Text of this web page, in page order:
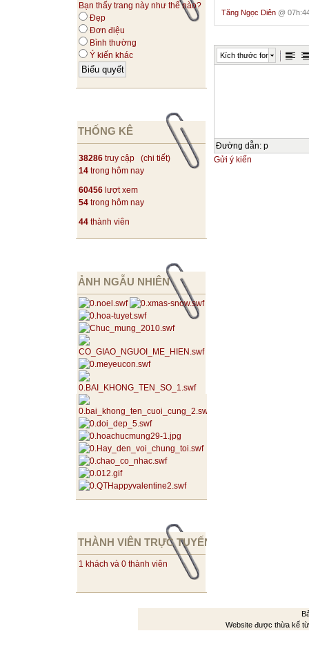
Bạn thấy trang này như thế nào?
Đẹp
Đơn điệu
Bình thường
Ý kiến khác
THỐNG KÊ
38286 truy cập (chi tiết)
14 trong hôm nay
60456 lượt xem
54 trong hôm nay
44 thành viên
ẢNH NGẪU NHIÊN
THÀNH VIÊN TRỰC TUYẾN
1 khách và 0 thành viên
Tăng Ngọc Diên @
Kích thước font
Đường dẫn: p
Gửi ý kiến
Website được thừa kế